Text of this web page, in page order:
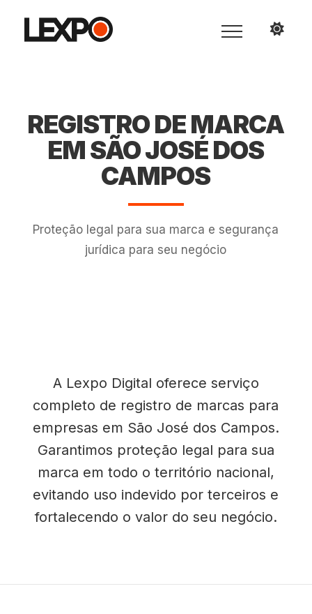
REGISTRO DE MARCA
EM SÃO JOSÉ DOS
CAMPOS
Proteção legal para sua marca e segurança
jurídica para seu negócio
A Lexpo Digital oferece serviço
completo de registro de marcas para
empresas em São José dos Campos.
Garantimos proteção legal para sua
marca em todo o território nacional,
evitando uso indevido por terceiros e
fortalecendo o valor do seu negócio.